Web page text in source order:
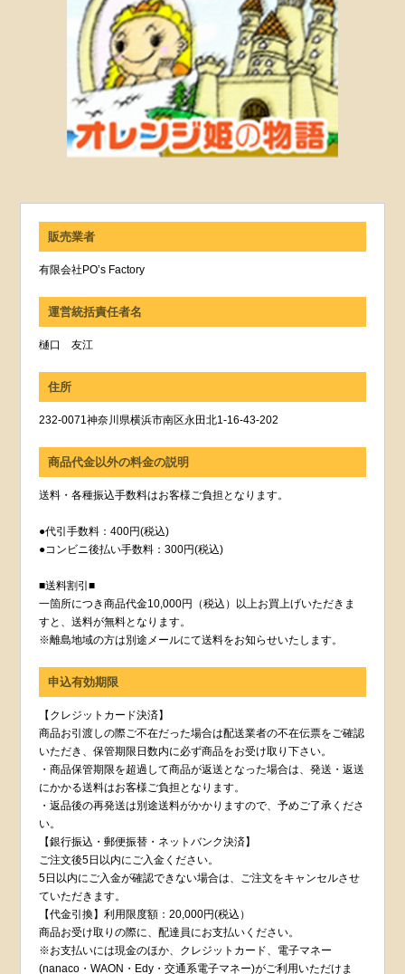
販売業者
有限会社PO’s Factory
運営統括責任者名
樋口 友江
住所
232-0071神奈川県横浜市南区永田北1-16-43-202
商品代金以外の料金の説明
送料・各種振込手数料はお客様ご負担となります。
●代引手数料：400円(税込)
●コンビニ後払い手数料：300円(税込)
■送料割引■
一箇所につき商品代金10,000円（税込）以上お買上げいただきま
すと、送料が無料となります。
※離島地域の方は別途メールにて送料をお知らせいたします。
申込有効期限
【クレジットカード決済】
商品お引渡しの際ご不在だった場合は配送業者の不在伝票をご確認
いただき、保管期限日数内に必ず商品をお受け取り下さい。
・商品保管期限を超過して商品が返送となった場合は、発送・返送
にかかる送料はお客様ご負担となります。
・返品後の再発送は別途送料がかかりますので、予めご了承くださ
い。
【銀行振込・郵便振替・ネットバンク決済】
ご注文後5日以内にご入金ください。
5日以内にご入金が確認できない場合は、ご注文をキャンセルさせ
ていただきます。
【代金引換】利用限度額：20,000円(税込）
商品お受け取りの際に、配達員にお支払いください。
※お支払いには現金のほか、クレジットカード、電子マネー
(nanaco・WAON・Edy・交通系電子マネー)がご利用いただけま